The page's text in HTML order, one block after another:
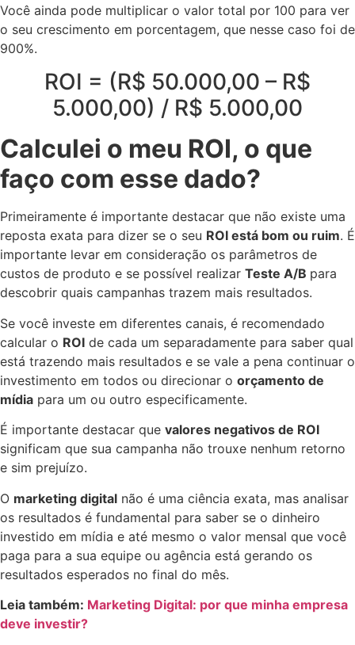
Você ainda pode multiplicar o valor total por 100 para ver
o seu crescimento em porcentagem, que nesse caso foi de
900%.
ROI = (R$ 50.000,00 – R$
5.000,00) / R$ 5.000,00
Calculei o meu ROI, o que
faço com esse dado?
Primeiramente é importante destacar que não existe uma
reposta exata para dizer se o seu ROI está bom ou ruim. É
importante levar em consideração os parâmetros de
custos de produto e se possível realizar Teste A/B para
descobrir quais campanhas trazem mais resultados.
Se você investe em diferentes canais, é recomendado
calcular o ROI de cada um separadamente para saber qual
está trazendo mais resultados e se vale a pena continuar o
investimento em todos ou direcionar o orçamento de
mídia para um ou outro especificamente.
É importante destacar que valores negativos de ROI
significam que sua campanha não trouxe nenhum retorno
e sim prejuízo.
O marketing digital não é uma ciência exata, mas analisar
os resultados é fundamental para saber se o dinheiro
investido em mídia e até mesmo o valor mensal que você
paga para a sua equipe ou agência está gerando os
resultados esperados no final do mês.
Leia também: Marketing Digital: por que minha empresa
deve investir?